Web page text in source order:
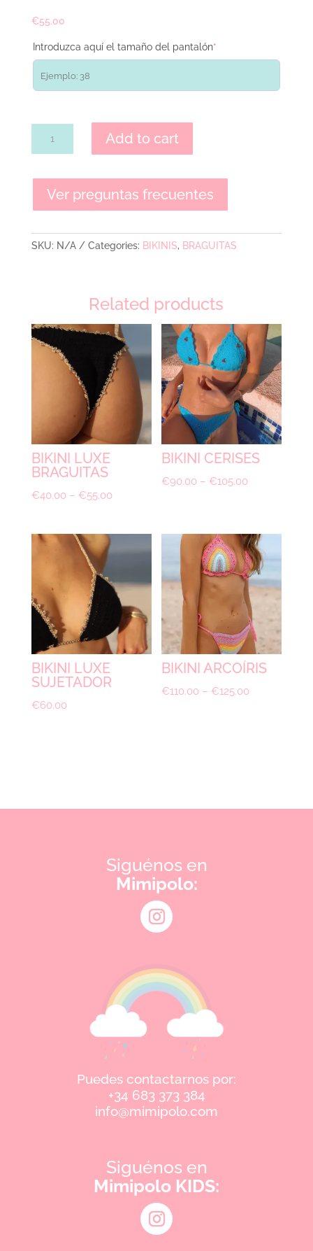
€55.00
Introduzca aquí el tamaño del pantalón*
quantity
Add to cart
Ver preguntas frecuentes
SKU: N/A Categories: BIKINIS, BRAGUITAS
Related products
BIKINI LUXE
BRAGUITAS
€40.00– €55.00
BIKINI CERISES
€90.00 – €105.00
BIKINI LUXE
SUJETADOR
€60.00
BIKINI ARCOÍRIS
€110.00 – €125.00
Siguénos en
Mimipolo:
Puedes contactarnos por:
+34 683 373 384
info@mimipolo.com
Siguénos en
Mimipolo KIDS: